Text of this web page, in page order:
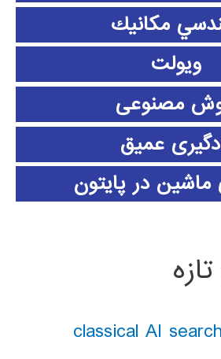
مكانيك
ویولت
مصنوعی
عمیق
ماشین در پایتون